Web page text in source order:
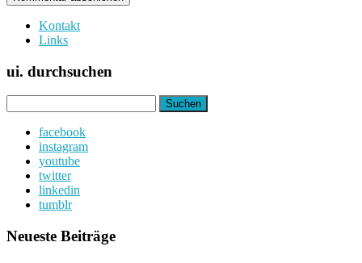
Kontakt
Links
ui. durchsuchen
nach:
facebook
instagram
youtube
twitter
linkedin
tumblr
Neueste Beiträge